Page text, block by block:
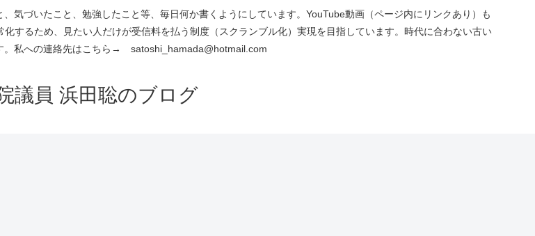
気づいたこと、勉強したこと等、毎日何か書くようにしています。YouTube動画（ページ内にリンクあり）も
するため、見たい人だけが受信料を払う制度（スクランブル化）実現を目指しています。時代に合わない古い
。私への連絡先はこちら→ satoshi_hamada@hotmail.com
議員 浜田聡のブログ